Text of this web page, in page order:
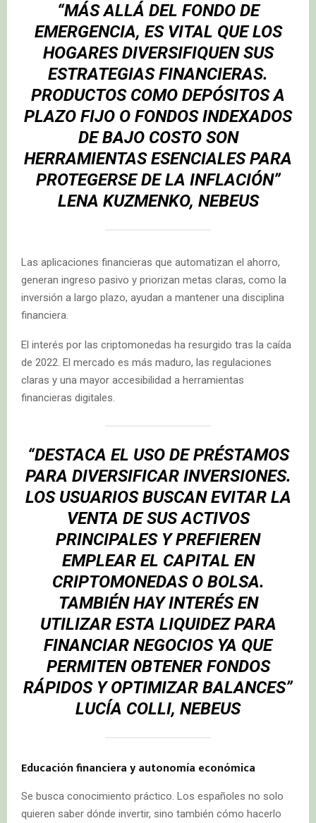
“MÁS ALLÁ DEL FONDO DE
EMERGENCIA, ES VITAL QUE LOS
HOGARES DIVERSIFIQUEN SUS
ESTRATEGIAS FINANCIERAS.
PRODUCTOS COMO DEPÓSITOS A
PLAZO FIJO O FONDOS INDEXADOS
DE BAJO COSTO SON
HERRAMIENTAS ESENCIALES PARA
PROTEGERSE DE LA INFLACIÓN”
LENA KUZMENKO, NEBEUS
Las aplicaciones financieras que automatizan el ahorro,
generan ingreso pasivo y priorizan metas claras, como la
inversión a largo plazo, ayudan a mantener una disciplina
financiera.
El interés por las criptomonedas ha resurgido tras la caída
de 2022. El mercado es más maduro, las regulaciones
claras y una mayor accesibilidad a herramientas
financieras digitales.
“DESTACA EL USO DE PRÉSTAMOS
PARA DIVERSIFICAR INVERSIONES.
LOS USUARIOS BUSCAN EVITAR LA
VENTA DE SUS ACTIVOS
PRINCIPALES Y PREFIEREN
EMPLEAR EL CAPITAL EN
CRIPTOMONEDAS O BOLSA.
TAMBIÉN HAY INTERÉS EN
UTILIZAR ESTA LIQUIDEZ PARA
FINANCIAR NEGOCIOS YA QUE
PERMITEN OBTENER FONDOS
RÁPIDOS Y OPTIMIZAR BALANCES”
LUCÍA COLLI, NEBEUS
Educación financiera y autonomía económica
Se busca conocimiento práctico. Los españoles no solo
quieren saber dónde invertir, sino también cómo hacerlo